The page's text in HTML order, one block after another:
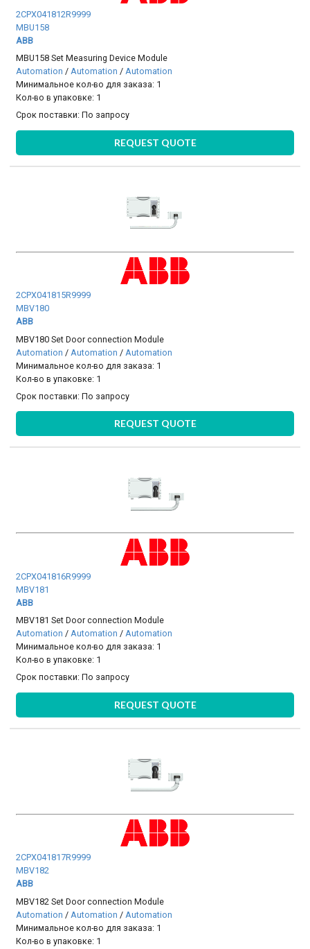
2CPX041812R9999
MBU158
ABB
MBU158 Set Measuring Device Module
Automation /Automation /Automation
Минимальное кол-во для заказа: 1
Кол-во в упаковке: 1
Срок поставки:По запросу
REQUEST QUOTE
2CPX041815R9999
MBV180
ABB
MBV180 Set Door connection Module
Automation / Automation / Automation
Минимальное кол-во для заказа: 1
Кол-во в упаковке: 1
Срок поставки:По запросу
REQUEST QUOTE
2CPX041816R9999
MBV181
ABB
MBV181 Set Door connection Module
Automation /Automation /Automation
Минимальное кол-во для заказа: 1
Кол-во в упаковке: 1
Срок поставки:По запросу
REQUEST QUOTE
2CPX041817R9999
MBV182
ABB
MBV182 Set Door connection Module
Automation / Automation / Automation
Минимальное кол-во для заказа: 1
Кол-во в упаковке: 1